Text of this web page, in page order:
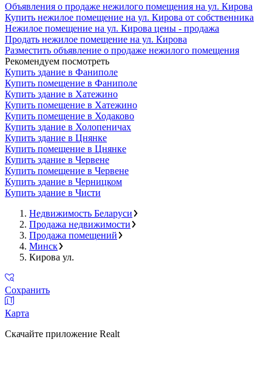
Объявления о продаже нежилого помещения на ул. Кирова
Купить нежилое помещение на ул. Кирова от собственника
Нежилое помещение на ул. Кирова цены - продажа
Продать нежилое помещение на ул. Кирова
Разместить объявление о продаже нежилого помещения
Рекомендуем посмотреть
Купить здание в Фаниполе
Купить помещение в Фаниполе
Купить здание в Хатежино
Купить помещение в Хатежино
Купить помещение в Ходаково
Купить здание в Холопеничах
Купить здание в Цнянке
Купить помещение в Цнянке
Купить здание в Червене
Купить помещение в Червене
Купить здание в Черницком
Купить здание в Чисти
Недвижимость Беларуси
Продажа недвижимости
Продажа помещений
Минск
Кирова ул.
Сохранить
Карта
Скачайте приложение Realt